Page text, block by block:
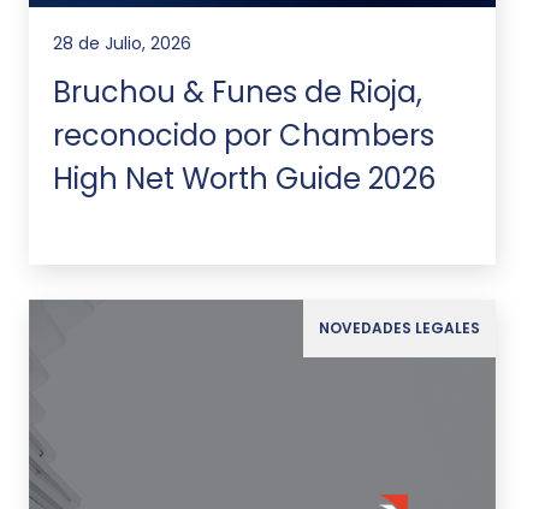
28 de Julio, 2026
Bruchou & Funes de Rioja,
reconocido por Chambers
High Net Worth Guide 2026
NOVEDADES LEGALES